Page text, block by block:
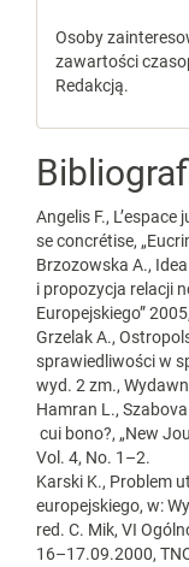
Osoby
zawartości
Redakcją.
Angelis F.,
se concrétise,
Brzozowska A.,
i propozycja relacji
Europejskiego”
Grzelak A.,
sprawiedliwości w
wyd. 2 zm.,
Hamran L.,
cui bono?, „New
Vol. 4, No. 1–2.
Karski K., Problem
europejskiego, w:
red. C. Mik, VI
16–17.09.2000,